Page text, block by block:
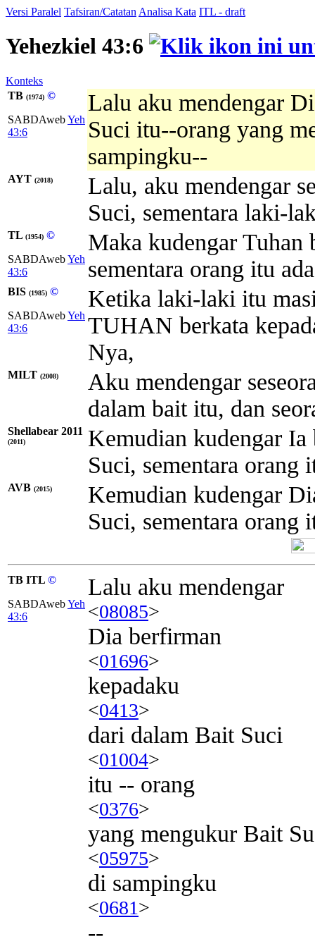
Versi Paralel Tafsiran/Catatan Analisa Kata ITL - draft
Yehezkiel 43:6
Konteks
TB (1974) ©
SABDAwebYeh
43:6
Lalu aku mendengar
Suci itu--orang yang
sampingku--
AYT (2018)
Lalu, aku mendengar
Suci, sementara laki-
TL (1954) ©
SABDAwebYeh
43:6
Maka kudengar Tuhan
sementara orang itu
BIS (1985) ©
SABDAwebYeh
43:6
Ketika laki-laki itu
TUHAN berkata
Nya,
MILT (2008)
Aku mendengar
dalam bait itu, dan
Shellabear 2011
(2011)
Kemudian kudengar
Suci, sementara
AVB (2015)
Kemudian kudengar
Suci, sementara
TB ITL ©
SABDAwebYeh
43:6
Lalu aku mendengar
<08085>
Dia berfirman
<01696>
kepadaku
<0413>
dari dalam Bait Suci
<01004>
itu -- orang
<0376>
yang mengukur Bait
<05975>
di sampingku
<0681>
--